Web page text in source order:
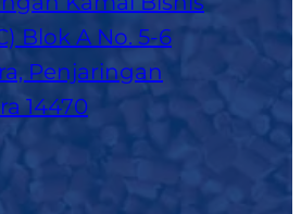
Blok A No. 5-6
Penjaringan
14470